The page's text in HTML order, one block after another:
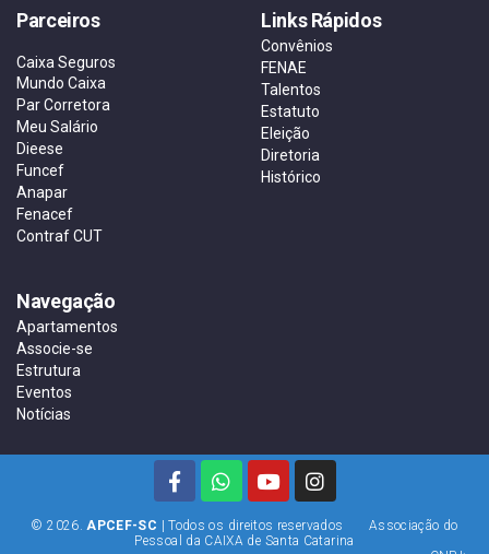
Parceiros
Caixa Seguros
Mundo Caixa
Par Corretora
Meu Salário
Dieese
Funcef
Anapar
Fenacef
Contraf CUT
Links Rápidos
Convênios
FENAE
Talentos
Estatuto
Eleição
Diretoria
Histórico
Navegação
Apartamentos
Associe-se
Estrutura
Eventos
Notícias
© 2026.APCEF-SC | Todos os direitos reservados Associação do
Pessoal da CAIXA de Santa Catarina